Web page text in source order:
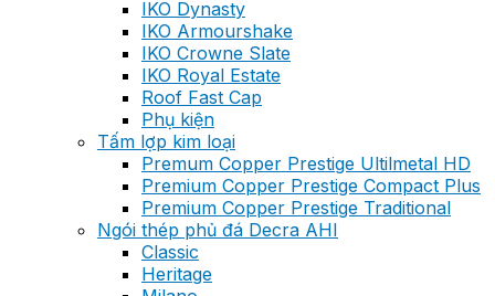
IKO Dynasty
IKO Armourshake
IKO Crowne Slate
IKO Royal Estate
Roof Fast Cap
Phụ kiện
Tấm lợp kim loại
Premum Copper Prestige Ultilmetal HD
Premium Copper Prestige Compact Plus
Premium Copper Prestige Traditional
Ngói thép phủ đá Decra AHI
Classic
Heritage